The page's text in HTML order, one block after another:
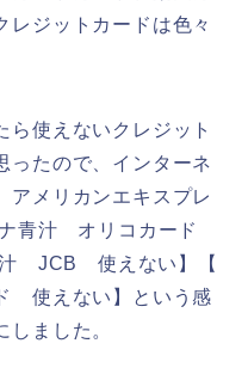
レジットカードは色々
ら使えないクレジット
ったので、インターネ
メリカンエキスプレ
青汁 オリコカード
汁 JCB 使えない】【
使えない】という感
しました。